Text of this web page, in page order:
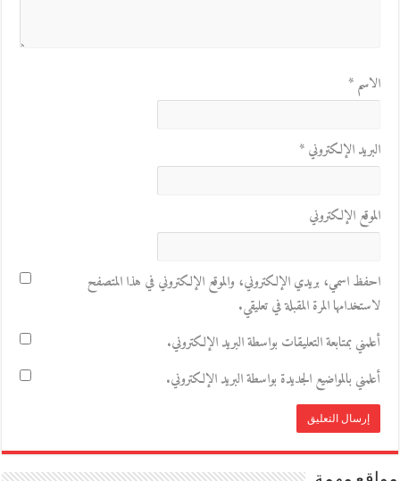
الاسم*
البريد الإلكتروني*
الموقع الإلكتروني
احفظ اسمي، بريدي الإلكتروني، والموقع الإلكتروني في هذا المتصفح
لاستخدامها المرة المقبلة في تعليقي.
أعلمني بمتابعة التعليقات بواسطة البريد الإلكتروني.
أعلمني بالمواضيع الجديدة بواسطة البريد الإلكتروني.